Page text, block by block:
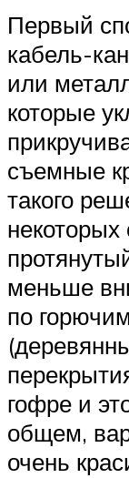
Первый
кабель-
или
которые
съемные
такого
некоторых
меньше
по
гофре и
общем,
очень